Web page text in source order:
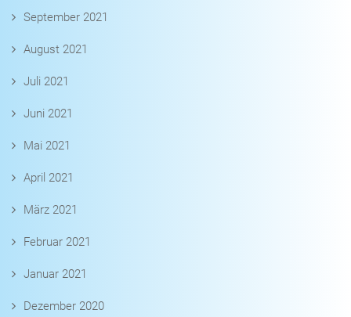
September 2021
August 2021
Juli 2021
Juni 2021
Mai 2021
April 2021
März 2021
Februar 2021
Januar 2021
Dezember 2020